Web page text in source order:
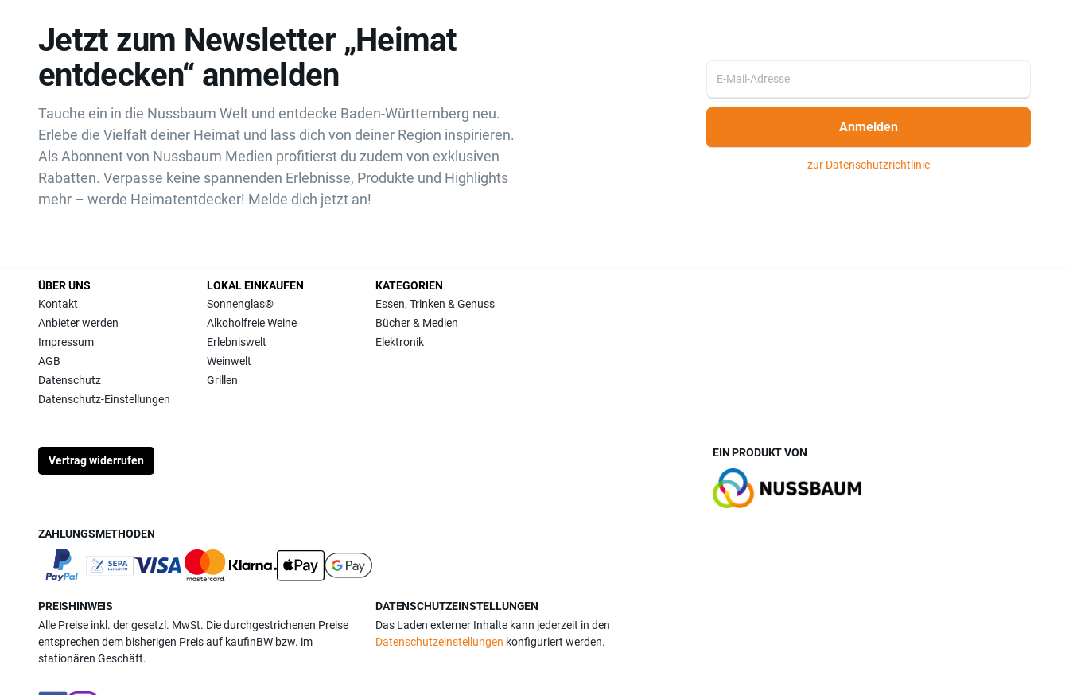
Jetzt zum Newsletter „Heimat
entdecken“ anmelden
Tauche ein in die Nussbaum Welt und entdecke Baden-Württemberg neu.
Erlebe die Vielfalt deiner Heimat und lass dich von deiner Region inspirieren.
Als Abonnent von Nussbaum Medien profitierst du zudem von exklusiven
Rabatten. Verpasse keine spannenden Erlebnisse, Produkte und Highlights
mehr – werde Heimatentdecker! Melde dich jetzt an!
Anmelden
zur Datenschutzrichtlinie
ÜBER UNS
Kontakt
Anbieter werden
Impressum
AGB
Datenschutz
Datenschutz-Einstellungen
LOKAL EINKAUFEN
Sonnenglas®
Alkoholfreie Weine
Erlebniswelt
Weinwelt
Grillen
KATEGORIEN
Essen, Trinken & Genuss
Bücher & Medien
Elektronik
PREISHINWEIS
Alle Preise inkl. der gesetzl. MwSt. Die durchgestrichenen Preise
entsprechen dem bisherigen Preis auf kaufinBW bzw. im
stationären Geschäft.
DATENSCHUTZEINSTELLUNGEN
Das Laden externer Inhalte kann jederzeit in den
Datenschutzeinstellungen konfiguriert werden.
EIN PRODUKT VON
ZAHLUNGSMETHODEN
Vertrag widerrufen